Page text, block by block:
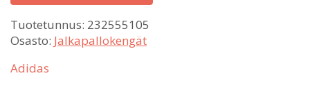
Tuotetunnus: 232555105
Osasto: Jalkapallokengät
Adidas